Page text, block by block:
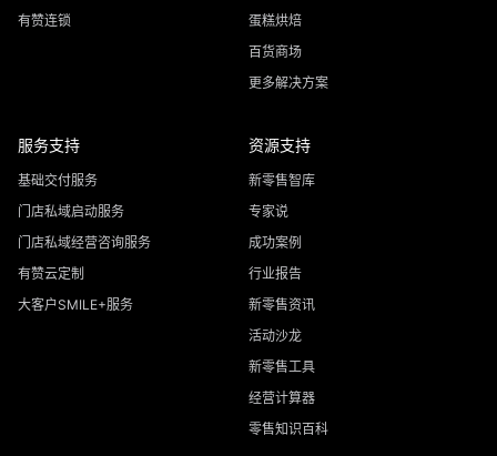
有赞连锁
蛋糕烘焙
百货商场
更多解决方案
服务支持
基础交付服务
门店私域启动服务
门店私域经营咨询服务
有赞云定制
大客户SMILE+服务
资源支持
新零售智库
专家说
成功案例
行业报告
新零售资讯
活动沙龙
新零售工具
经营计算器
零售知识百科